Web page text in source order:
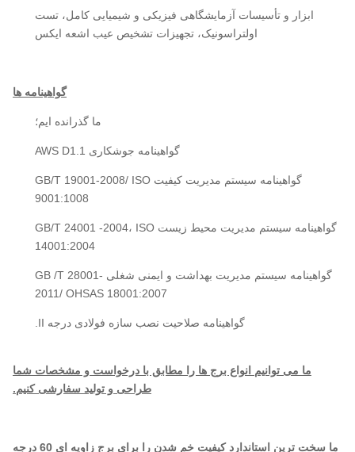
ابزار و تأسیسات آزمایشگاهی فیزیکی و شیمیایی کامل، تست
اولتراسونیک، تجهیزات تشخیص عیب اشعه ایکس
گواهینامه ها
ما گذرانده ایم؛
گواهینامه جوشکاری AWS D1.1
گواهینامه سیستم مدیریت کیفیت GB/T 19001-2008/ ISO
9001:1008
گواهینامه سیستم مدیریت محیط زیست GB/T 24001 -2004، ISO
14001:2004
گواهینامه سیستم مدیریت بهداشت و ایمنی شغلی GB /T 28001-
2011/ OHSAS 18001:2007
گواهینامه صلاحیت نصب سازه فولادی درجه II.
ما می توانیم انواع برج ها را مطابق با درخواست و مشخصات شما
طراحی و تولید سفارشی کنیم.
ما سخت ترین استاندارد کیفیت خم شدن را برای برج زاویه ای 60 درجه